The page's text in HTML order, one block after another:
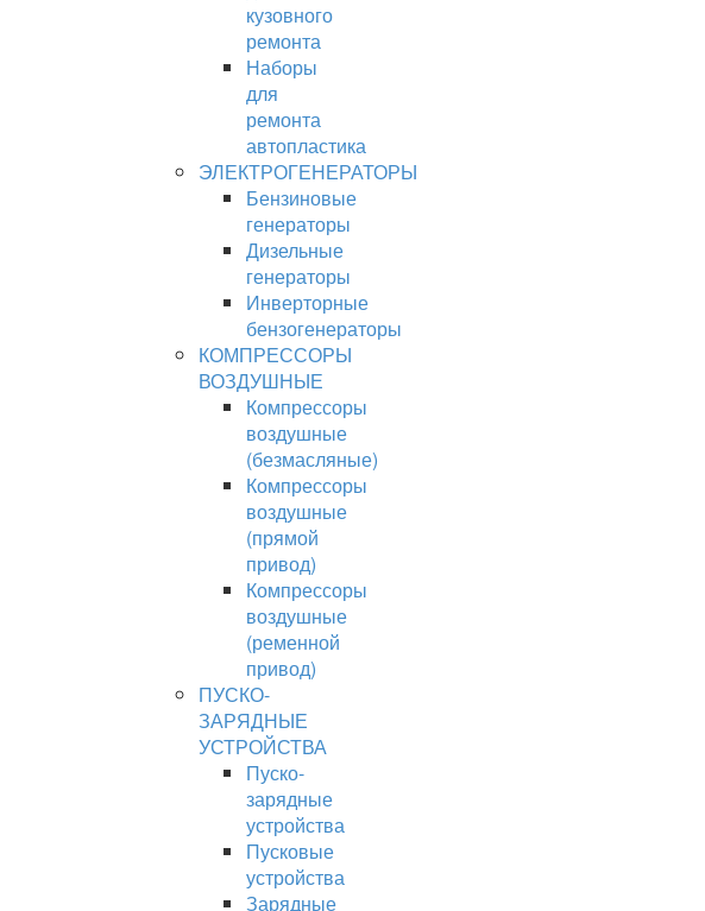
кузовного
ремонта
Наборы
для
ремонта
автопластика
ЭЛЕКТРОГЕНЕРАТОРЫ
Бензиновые
генераторы
Дизельные
генераторы
Инверторные
бензогенераторы
КОМПРЕССОРЫ
ВОЗДУШНЫЕ
Компрессоры
воздушные
(безмасляные)
Компрессоры
воздушные
(прямой
привод)
Компрессоры
воздушные
(ременной
привод)
ПУСКО-
ЗАРЯДНЫЕ
УСТРОЙСТВА
Пуско-
зарядные
устройства
Пусковые
устройства
Зарядные